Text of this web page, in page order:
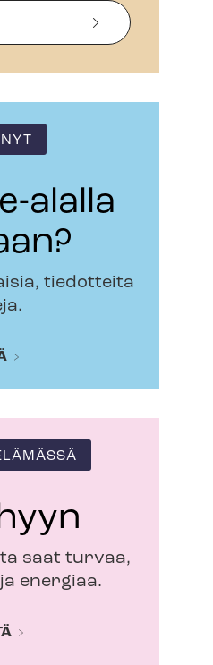
alalla
tiedotteita
saat turvaa,
energiaa.